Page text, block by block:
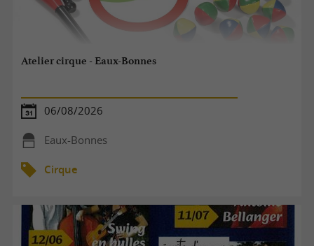
Atelier cirque - Eaux-Bonnes
06/08/2026
Eaux-Bonnes
Cirque